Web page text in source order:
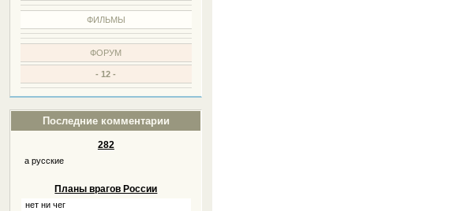
ФИЛЬМЫ
ФОРУМ
- 12 -
Последние комментарии
282
а русские
Планы врагов России
нет ни чег